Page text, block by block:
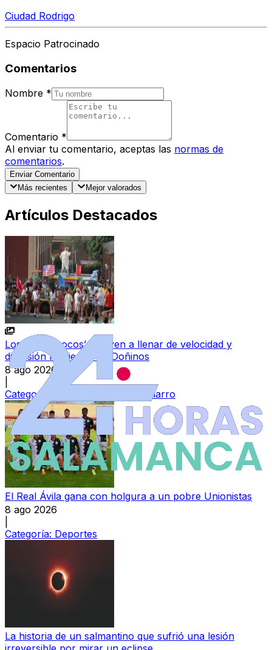
Ciudad Rodrigo
Espacio Patrocinado
Comentarios
Nombre *
Comentario *
Al enviar tu comentario, aceptas las normas de
comentarios.
Enviar Comentario
Más recientes
Mejor valorados
Artículos Destacados
Los ‘Autos Locos’ vuelven a llenar de velocidad y
diversión las fiestas de Doñinos
8 ago 2026
Categoría:
Ledesma y Campo Charro
El Real Ávila gana con holgura a un pobre Unionistas
8 ago 2026
Categoría: Deportes
La historia de un salmantino que sufrió una lesión